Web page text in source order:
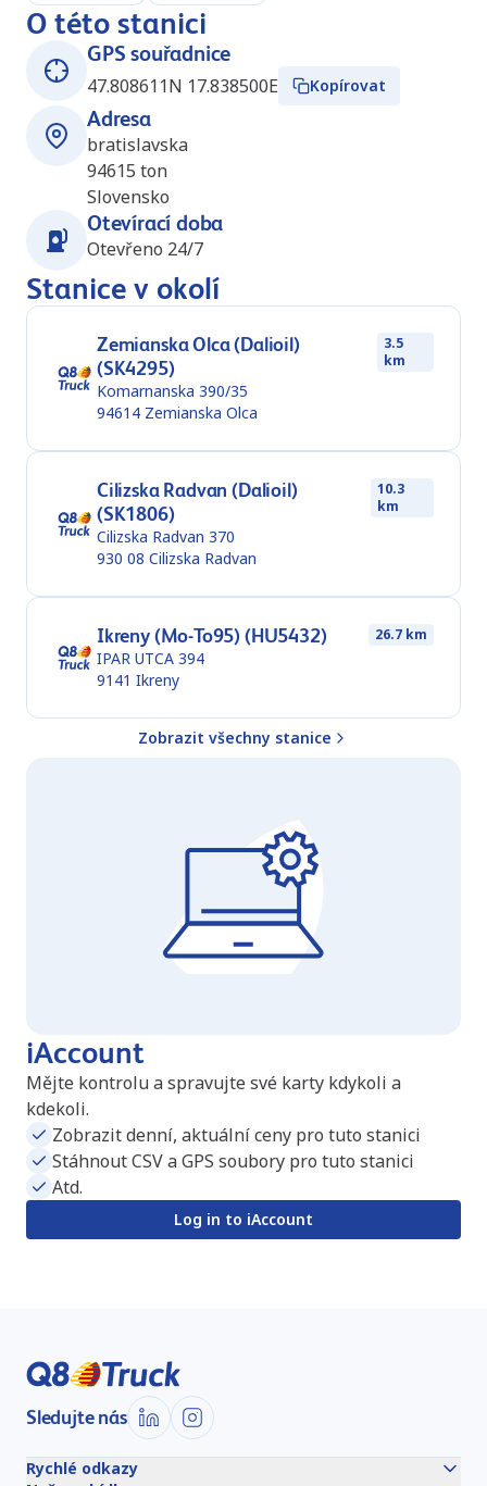
O této stanici
GPS souřadnice
47.808611N 17.838500E
Kopírovat
Adresa
bratislavska
94615 ton
Slovensko
Otevírací doba
Otevřeno 24/7
Stanice v okolí
Zemianska Olca (Dalioil)
(SK4295)
3.5
km
Komarnanska 390/35
94614 Zemianska Olca
Cilizska Radvan (Dalioil)
(SK1806)
10.3
km
Cilizska Radvan 370
930 08 Cilizska Radvan
Ikreny (Mo-To95) (HU5432) 26.7 km
IPAR UTCA 394
9141 Ikreny
Zobrazit všechny stanice
iAccount
Mějte kontrolu a spravujte své karty kdykoli a
kdekoli.
Zobrazit denní, aktuální ceny pro tuto stanici
Stáhnout CSV a GPS soubory pro tuto stanici
Atd.
Log in to iAccount
Sledujte nás
Rychlé odkazy